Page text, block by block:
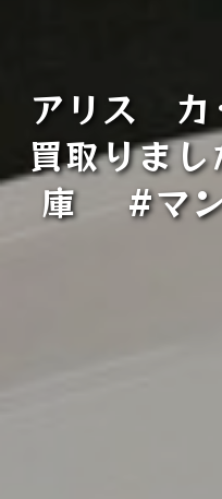
アリス カ
買取りまし
庫 #マン